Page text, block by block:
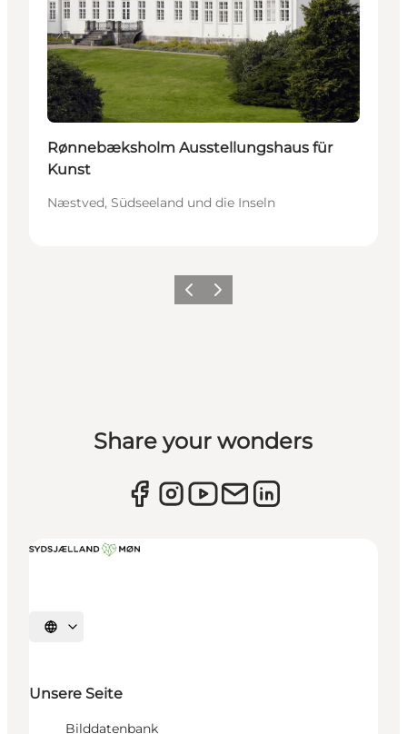
Rønnebæksholm Ausstellungshaus für
Kunst
Næstved, Südseeland und die Inseln
ZurückWeiter
Share your wonders
Sprache auswählen
Unsere Seite
Bilddatenbank